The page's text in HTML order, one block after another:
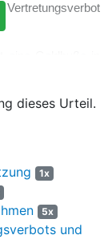
des Verfahrens
der
Die
ihrer Berufung
aus der
begehrt eine
auf den
dieses Urteil.
1x
5x
und